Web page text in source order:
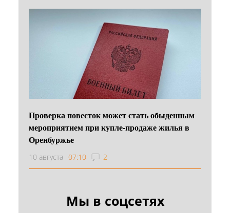
Проверка повесток может стать обыденным
мероприятием при купле-продаже жилья в
Оренбуржье
10 августа 07:10 2
Мы в соцсетях